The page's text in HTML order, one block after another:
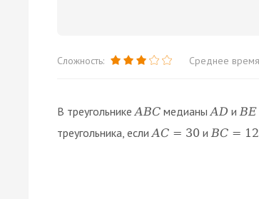
Сложность: Среднее
В треугольнике ABC медианы AD и BE
треугольника, если AC = 30 и BC = 12